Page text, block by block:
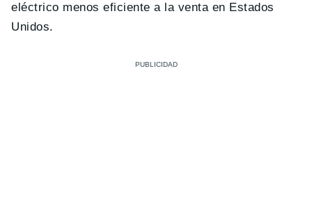
eléctrico menos eficiente a la venta en Estados
Unidos.